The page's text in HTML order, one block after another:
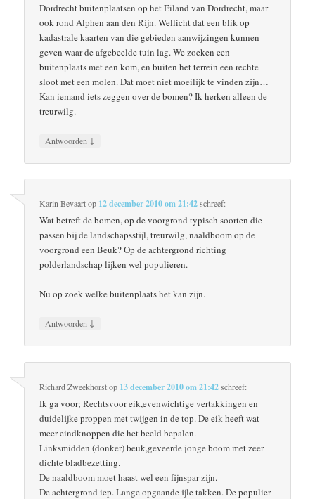
Dordrecht buitenplaatsen op het Eiland van Dordrecht, maar
ook rond Alphen aan den Rijn. Wellicht dat een blik op
kadastrale kaarten van die gebieden aanwijzingen kunnen
geven waar de afgebeelde tuin lag. We zoeken een
buitenplaats met een kom, en buiten het terrein een rechte
sloot met een molen. Dat moet niet moeilijk te vinden zijn…
Kan iemand iets zeggen over de bomen? Ik herken alleen de
treurwilg.
Antwoorden ↓
Karin Bevaartop 12 december 2010 om 21:42schreef:
Wat betreft de bomen, op de voorgrond typisch soorten die
passen bij de landschapsstijl, treurwilg, naaldboom op de
voorgrond een Beuk? Op de achtergrond richting
polderlandschap lijken wel populieren.
Nu op zoek welke buitenplaats het kan zijn.
Antwoorden ↓
Richard Zweekhorstop 13 december 2010 om 21:42schreef:
Ik ga voor; Rechtsvoor eik,evenwichtige vertakkingen en
duidelijke proppen met twijgen in de top. De eik heeft wat
meer eindknoppen die het beeld bepalen.
Linksmidden (donker) beuk,geveerde jonge boom met zeer
dichte bladbezetting.
De naaldboom moet haast wel een fijnspar zijn.
De achtergrond iep. Lange opgaande ijle takken. De populier